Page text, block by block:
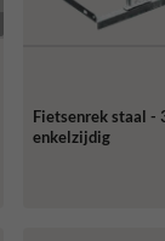
Fietsenrek staal -
enkelzijdig